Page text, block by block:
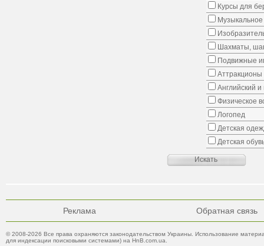
Курсы для
Шахматы,
Подвижные
Аттракционы
Английский
Физическое
Логопед
Детская
Детская
Реклама Обратная связь
© 2008-2026 Все права охраняются законодательством Украины. Использование
для индексации поисковыми системами) на HnB.com.ua.